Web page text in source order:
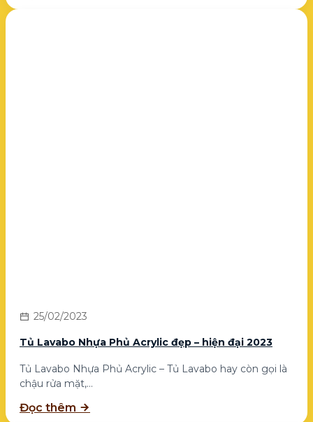
25/02/2023
Tủ Lavabo Nhựa Phủ Acrylic đẹp – hiện đại 2023
Tủ Lavabo Nhựa Phủ Acrylic – Tủ Lavabo hay còn gọi là
chậu rửa mặt,...
Đọc thêm